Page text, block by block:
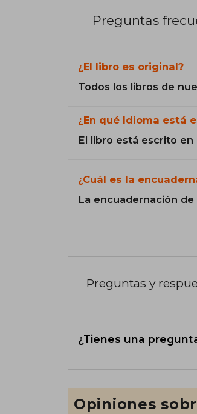
Preguntas
¿El libro es original?
Todos los libros de
¿En qué Idioma está
El libro está escrito en
¿Cuál es la
La encuadernación
Preguntas y
¿Tienes una
Opiniones